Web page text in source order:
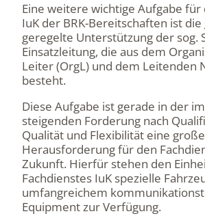
Eine weitere wichtige Aufgabe für
IuK der BRK-Bereitschaften ist die
geregelte Unterstützung der sog.
Einsatzleitung, die aus dem
Leiter (OrgL) und dem Leitenden
besteht.
Diese Aufgabe ist gerade in der
steigenden Forderung nach
Qualität und Flexibilität eine große
Herausforderung für den
Zukunft. Hierfür stehen den
Fachdienstes IuK spezielle
umfangreichem
Equipmentzur Verfügung.